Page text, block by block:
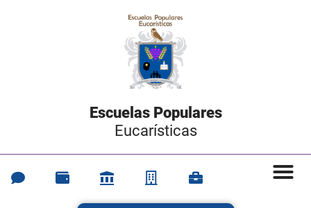
Escuelas Populares
Eucarísticas